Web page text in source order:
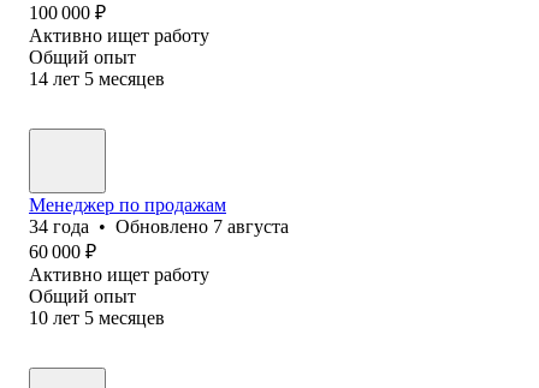
100 000 ₽
Активно ищет работу
Общий опыт
14 лет 5 месяцев
Менеджер по продажам
34 года • Обновлено 7 августа
60 000 ₽
Активно ищет работу
Общий опыт
10 лет 5 месяцев